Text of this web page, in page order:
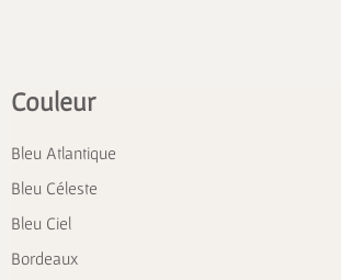
Couleur
Bleu Atlantique
Bleu Céleste
Bleu Ciel
Bordeaux